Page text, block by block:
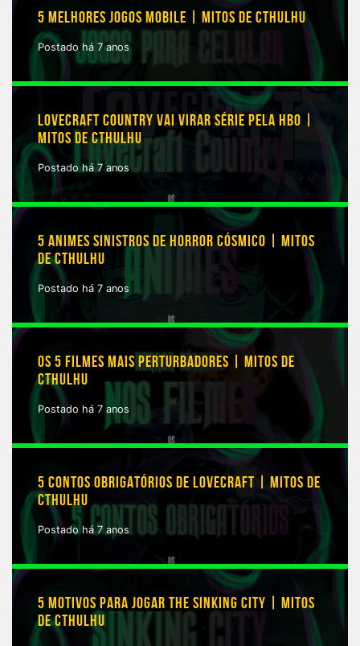
5 MELHORES JOGOS MOBILE | MITOS DE CTHULHU
Postado há 7 anos
LOVECRAFT COUNTRY VAI VIRAR SÉRIE PELA HBO |
MITOS DE CTHULHU
Postado há 7 anos
5 ANIMES SINISTROS DE HORROR CÓSMICO | MITOS
DE CTHULHU
Postado há 7 anos
OS 5 FILMES MAIS PERTURBADORES | MITOS DE
CTHULHU
Postado há 7 anos
5 CONTOS OBRIGATÓRIOS DE LOVECRAFT | MITOS DE
CTHULHU
Postado há 7 anos
5 MOTIVOS PARA JOGAR THE SINKING CITY | MITOS
DE CTHULHU